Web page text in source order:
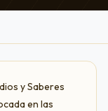
y Saberes
en las